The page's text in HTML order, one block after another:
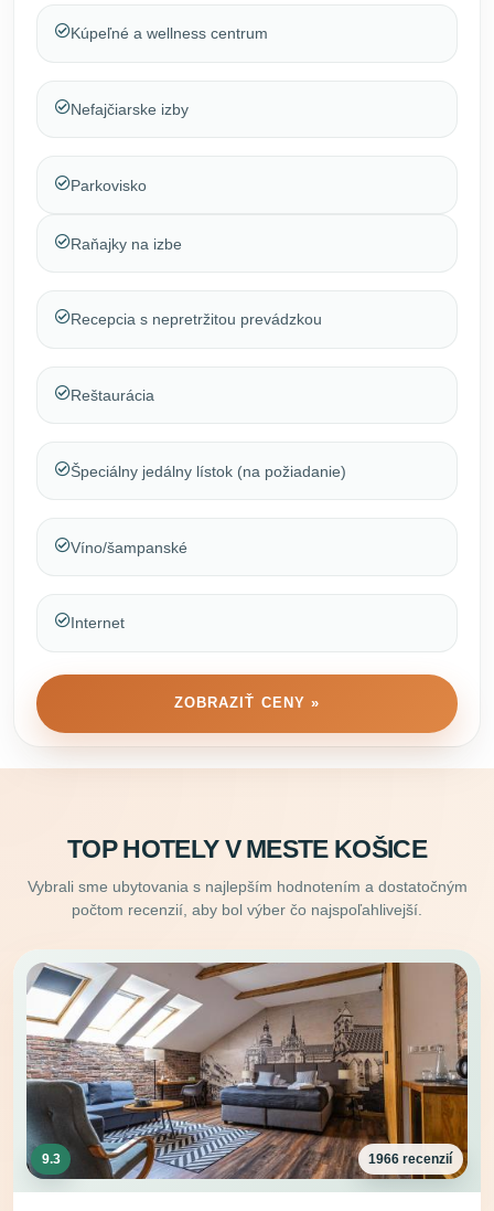
Kúpeľné a wellness centrum
Nefajčiarske izby
Parkovisko
Raňajky na izbe
Recepcia s nepretržitou prevádzkou
Reštaurácia
Špeciálny jedálny lístok (na požiadanie)
Víno/šampanské
Internet
ZOBRAZIŤ CENY »
TOP HOTELY V MESTE KOŠICE
Vybrali sme ubytovania s najlepším hodnotením a dostatočným
počtom recenzií, aby bol výber čo najspoľahlivejší.
9.3 1966 recenzií